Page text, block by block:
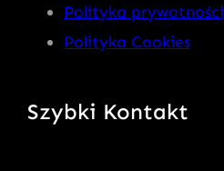
Polityka prywatności
Polityka Cookies
Szybki Kontakt